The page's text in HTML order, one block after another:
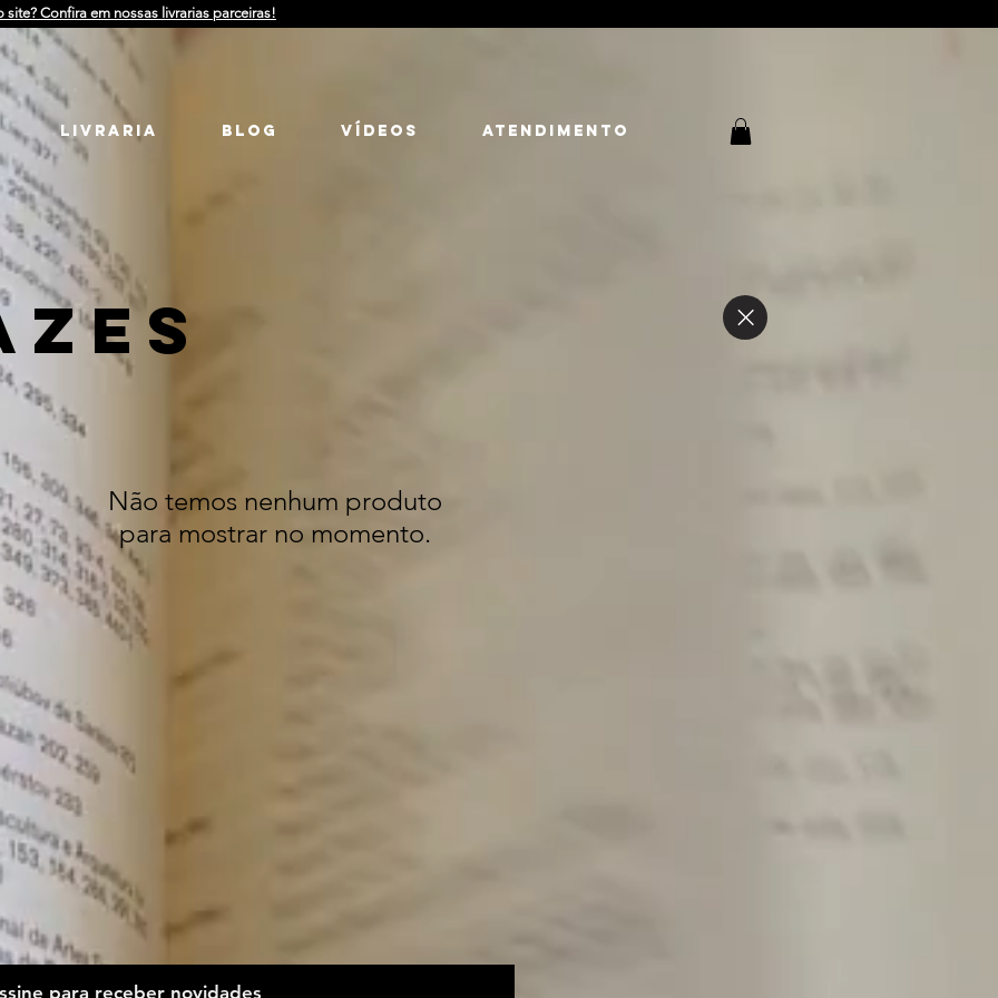
Confira em nossas livrarias parceiras!
LIVRARIA Blog Vídeos atendimento
Não temos nenhum produto
para mostrar no momento.
para receber novidades